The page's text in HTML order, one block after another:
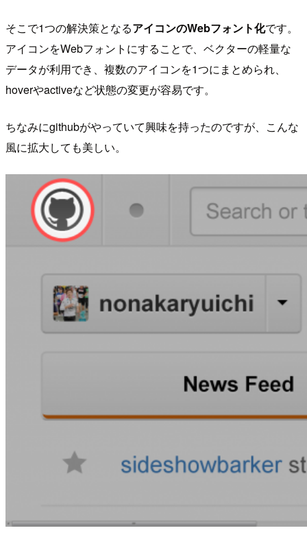
そこで1つの解決策となるアイコンのWebフォント化です。
アイコンをWebフォントにすることで、ベクターの軽量な
データが利用でき、複数のアイコンを1つにまとめられ、
hoverやactiveなど状態の変更が容易です。
ちなみにgithubがやっていて興味を持ったのですが、こんな
風に拡大しても美しい。